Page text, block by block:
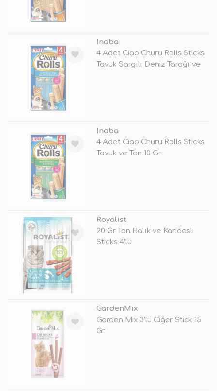
Inaba
4 Adet Ciao Churu Rolls Sticks
Tavuk Sargılı Deniz Tarağı ve
Inaba
4 Adet Ciao Churu Rolls Sticks
Tavuk ve Ton 10 Gr
Royalist
20 Gr Ton Balık ve Karidesli
Sticks 4'lü
GardenMix
Garden Mix 3'lü Ciğer Stick 15
Gr